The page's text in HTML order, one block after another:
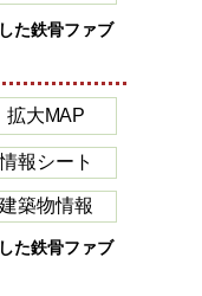
た鉄骨ファブ
拡大MAP
情報シート
建築物情報
た鉄骨ファブ